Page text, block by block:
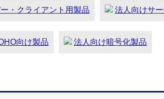
・クライアント用製品 法人向けサ
向け製品 法人向け暗号化製品